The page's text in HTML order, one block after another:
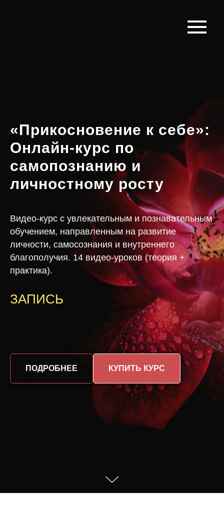
«Прикосновение к себе»:
Онлайн-курс по
самопознанию и
личностному росту
Видео-курс с увлекательным и познавательным
обучением, направленным на развитие
личности, самосознания и внутреннего
благополучия. 14 видео-уроков (теория +
практика).
ЗАПИСЬ
ПОДРОБНЕЕ КУПИТЬ КУРС